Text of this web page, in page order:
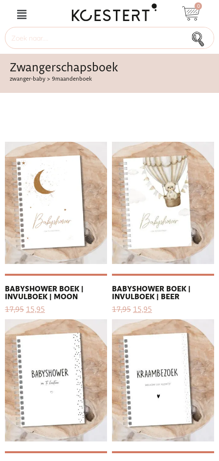
0
Zwangerschapsboek
zwanger-baby > 9maandenboek
BABYSHOWER BOEK |
INVULBOEK | MOON
17,95 15,95
BABYSHOWER BOEK |
INVULBOEK | BEER
17,95 15,95